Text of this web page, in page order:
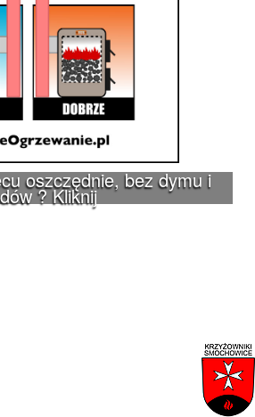
oszczędnie, bez dymu i
? Kliknij